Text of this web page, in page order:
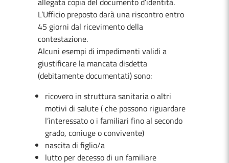
L’Ufficio preposto darà una riscontro entro
45 giorni dal ricevimento della
contestazione.
Alcuni esempi di impedimenti validi a
giustificare la mancata disdetta
(debitamente documentati) sono:
ricovero in struttura sanitaria o altri
motivi di salute ( che possono riguardare
l’interessato o i familiari fino al secondo
grado, coniuge o convivente)
nascita di figlio/a
lutto per decesso di un familiare